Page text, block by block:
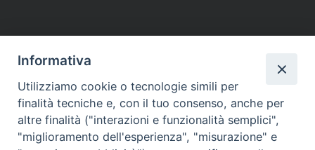
DIOCESI SUBURBICARIA DI ALBANO
Contatti:Tel.: 06.93268401 - Fax.: 06.9323844
E-mail:curia@diocesidialbano.it
Orari: dal Lunedì al Venerdì Ore: 9:00 - 13:00
Informativa
Utilizziamo cookie o tecnologie simili per
finalità tecniche e, con il tuo consenso, anche per
altre finalità ("interazioni e funzionalità semplici",
"miglioramento dell'esperienza", "misurazione" e